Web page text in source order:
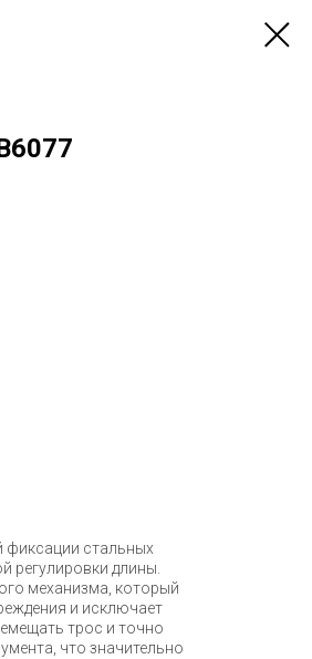
фиксации стальных
регулировки длины.
механизма, который
и исключает
трос и точно
что значительно